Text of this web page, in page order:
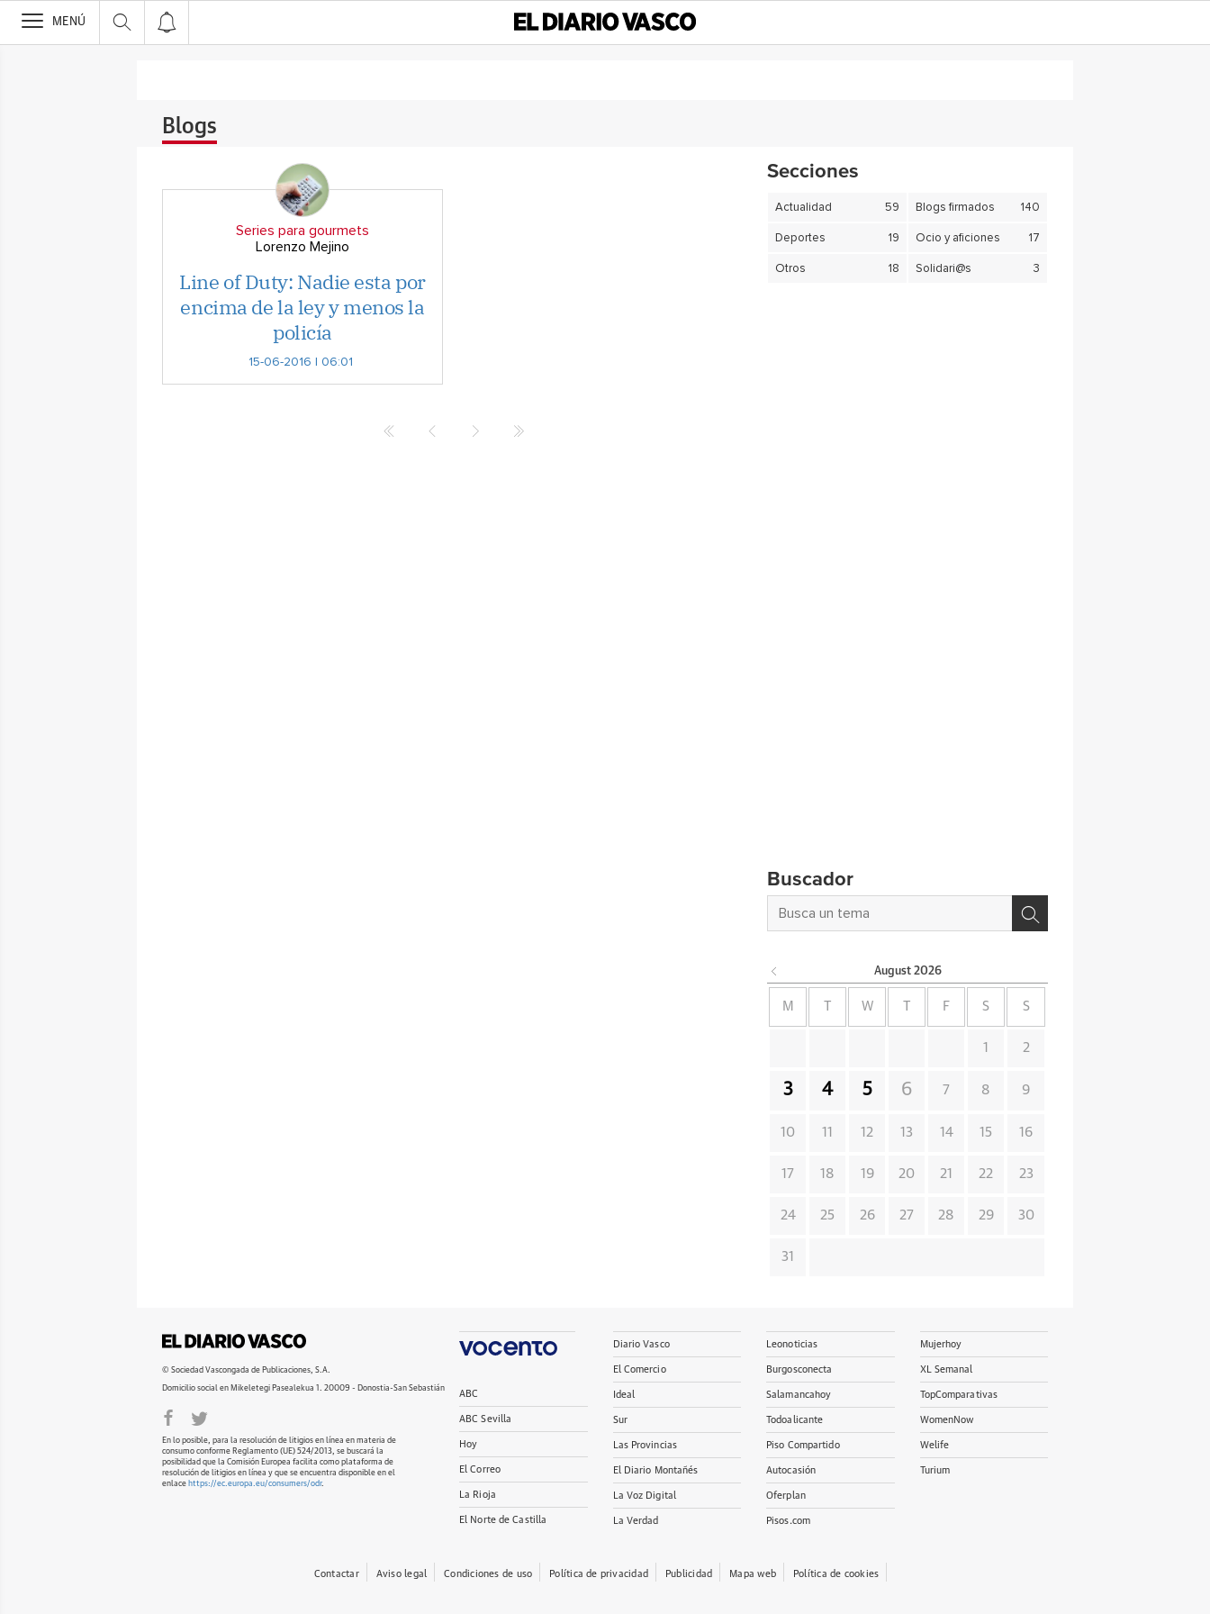
>
MENÚ
Blogs
Series para gourmets
Lorenzo Mejino
Line of Duty: Nadie esta por
encima de la ley y menos la
policía
15-06-2016 | 06:01
Secciones
Actualidad 59 Blogs firmados 140
Deportes 19 Ocio y aficiones 17
Otros 18 Solidari@s 3
Buscador
August 2026
M W F S S
1 2
3 4 5 6 7 8 9
10 11 12 13 14 15 16
17 18 19 20 21 22 23
24 25 26 27 28 29 30
31
© Sociedad Vascongada de Publicaciones, S.A.
Domicilio social en Mikeletegi Pasealekua 1. 20009 - Donostia-San Sebastián
En lo posible, para la resolución de litigios en línea en materia de
consumo conforme Reglamento (UE) 524/2013, se buscará la
posibilidad que la Comisión Europea facilita como plataforma de
resolución de litigios en línea y que se encuentra disponible en el
enlace https://ec.europa.eu/consumers/odr.
ABC
ABC Sevilla
Hoy
El Correo
La Rioja
El Norte de Castilla
Diario Vasco
El Comercio
Ideal
Sur
Las Provincias
El Diario Montañés
La Voz Digital
La Verdad
Leonoticias
Burgosconecta
Salamancahoy
Todoalicante
Piso Compartido
Autocasión
Oferplan
Pisos.com
Mujerhoy
XL Semanal
TopComparativas
WomenNow
Welife
Turium
Contactar Aviso legal Condiciones de uso Política de privacidad Publicidad Mapa web Política de cookies